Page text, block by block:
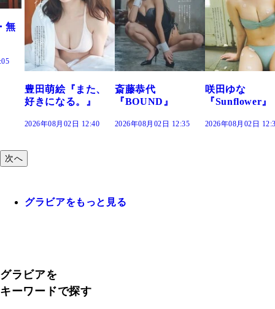
斎藤恭代
『BOUND』
2026年08月02日 12:35
咲田ゆな
『Sunflower』
2026年08月02日 12:30
藤水咲桜『花
だまり』
2026年08月02日
次へ
グラビアをもっと見る
グラビアを
キーワードで探す